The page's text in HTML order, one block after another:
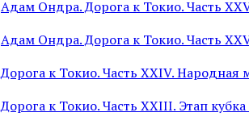
Адам Ондра. Дорога к Токио. Часть
Адам Ондра. Дорога к Токио. Часть
Дорога к Токио. Часть XXIV. Народная
Дорога к Токио. Часть XXIII. Этап